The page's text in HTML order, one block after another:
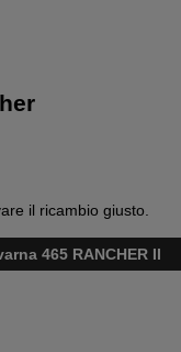
il ricambio giusto.
465 RANCHER II